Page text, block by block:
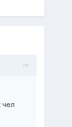
чел